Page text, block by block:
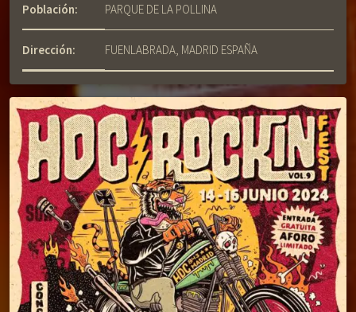
Población: PARQUE DE LA POLLINA
Dirección: FUENLABRADA, MADRID ESPAÑA